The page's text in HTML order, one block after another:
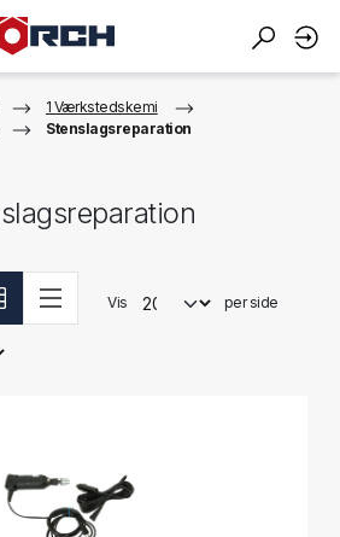
1 Værkstedskemi
Stenslagsreparation
Vis per side